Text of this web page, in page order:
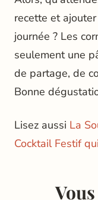
recette et
journée ? Les
seulement une
de partage, de
Bonne
Lisez aussi La
Cocktail Festif